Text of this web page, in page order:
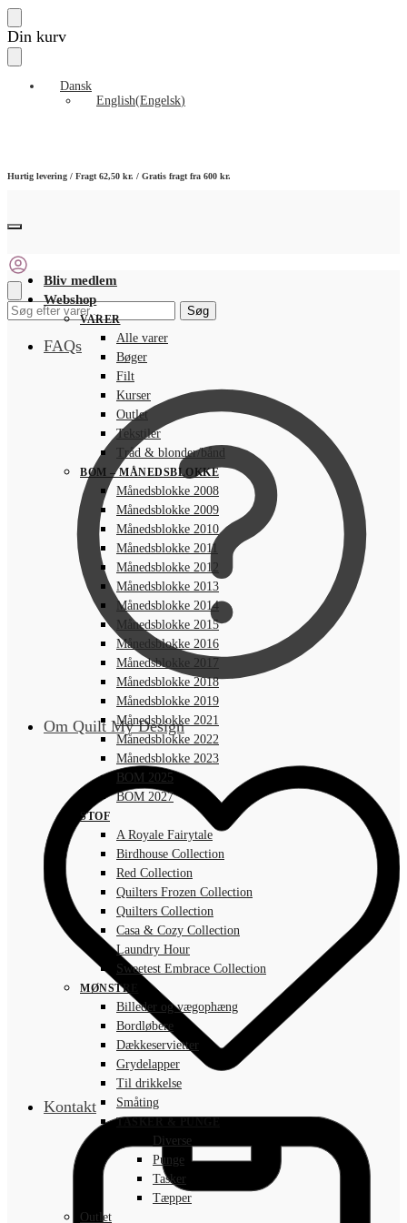
Skip
to
Skip
to
Din kurv
Dansk
English(Engelsk)
Hurtig levering / Fragt 62,50 kr. / Gratis fragt fra 600 kr.
Søg
Søg
FAQs
Om Quilt My Design
Kontakt
Bliv medlem
Webshop
VARER
Alle varer
Bøger
Filt
Kurser
Outlet
Tekstiler
Tråd & blonder/bånd
BOM – MÅNEDSBLOKKE
Månedsblokke 2008
Månedsblokke 2009
Månedsblokke 2010
Månedsblokke 2011
Månedsblokke 2012
Månedsblokke 2013
Månedsblokke 2014
Månedsblokke 2015
Månedsblokke 2016
Månedsblokke 2017
Månedsblokke 2018
Månedsblokke 2019
Månedsblokke 2021
Månedsblokke 2022
Månedsblokke 2023
BOM 2025
BOM 2027
STOF
A Royale Fairytale
Birdhouse Collection
Red Collection
Quilters Frozen Collection
Quilters Collection
Casa & Cozy Collection
Laundry Hour
Sweetest Embrace Collection
MØNSTRE
Billeder og vægophæng
Bordløbere
Dækkeservietter
Grydelapper
Til drikkelse
Småting
TASKER & PUNGE
Diverse
Punge
Tasker
Tæpper
Outlet